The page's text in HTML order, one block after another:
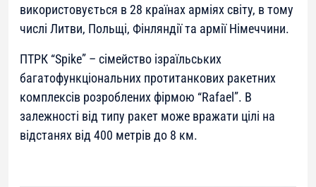
використовується в 28 країнах арміях світу, в тому
числі Литви, Польщі, Фінляндії та армії Німеччини.
ПТРК “Spike” – сімейство ізраїльських
багатофункціональних протитанкових ракетних
комплексів розроблених фірмою “Rafael”. В
залежності від типу ракет може вражати цілі на
відстанях від 400 метрів до 8 км.